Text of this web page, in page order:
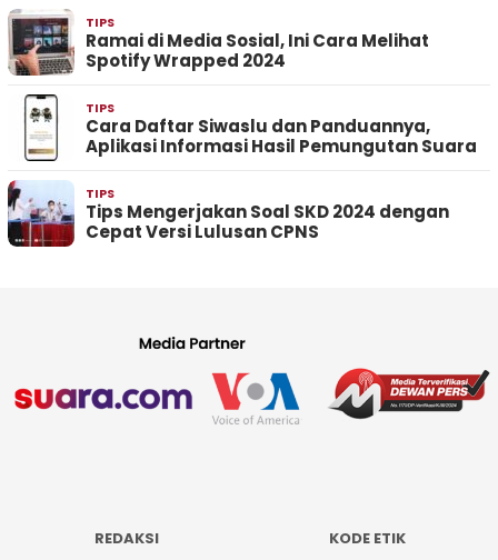
TIPS
Ramai di Media Sosial, Ini Cara Melihat
Spotify Wrapped 2024
TIPS
Cara Daftar Siwaslu dan Panduannya,
Aplikasi Informasi Hasil Pemungutan Suara
TIPS
Tips Mengerjakan Soal SKD 2024 dengan
Cepat Versi Lulusan CPNS
REDAKSI
KODE ETIK